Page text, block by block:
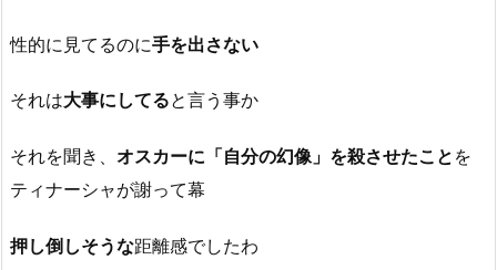
性的に見てるのに手を出さない
それは大事にしてると言う事か
それを聞き、 オスカーに「自分の幻像」を殺させたこと を
ティナーシャが謝って幕
押し倒しそうな距離感でしたわ